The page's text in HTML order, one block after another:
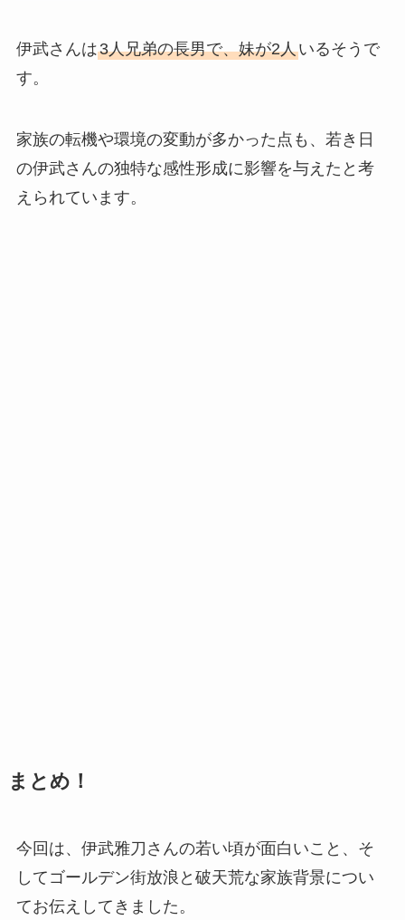
伊武さんは3人兄弟の長男で、妹が2人いるそうで
す。
家族の転機や環境の変動が多かった点も、若き日
の伊武さんの独特な感性形成に影響を与えたと考
えられています。
まとめ！
今回は、伊武雅刀さんの若い頃が面白いこと、そ
してゴールデン街放浪と破天荒な家族背景につい
てお伝えしてきました。